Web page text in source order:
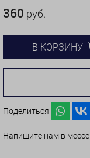
360 руб.
В КОРЗИНУ
Поделиться:
Напишите нам в